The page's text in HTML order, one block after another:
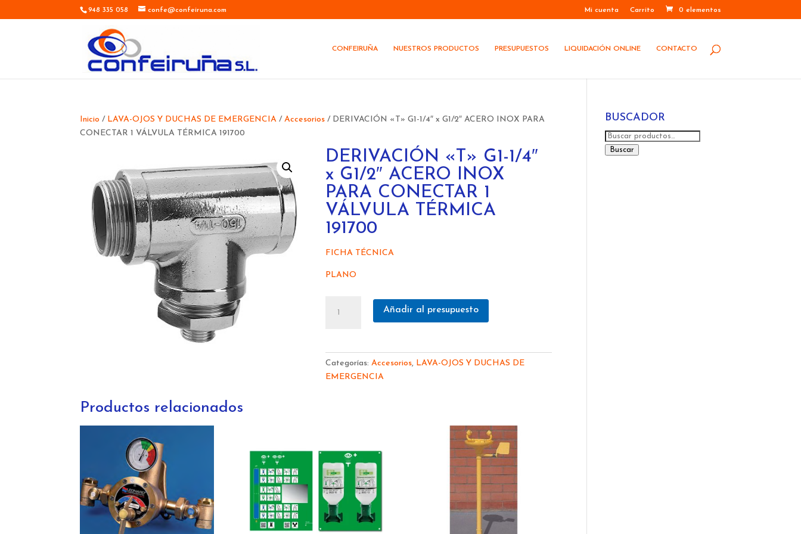
948 335 058 confe@confeiruna.com Mi cuenta Carrito 0 elementos
CONFEIRUÑA NUESTROS PRODUCTOS PRESUPUESTOS LIQUIDACIÓN ONLINE CONTACTO
Inicio / LAVA-OJOS Y DUCHAS DE EMERGENCIA /Accesorios / DERIVACIÓN «T» G1-1/4″ x G1/2″ ACERO INOX PARA
CONECTAR 1 VÁLVULA TÉRMICA 191700
DERIVACIÓN «T» G1-1/4″
x G1/2″ ACERO INOX
PARA CONECTAR 1
VÁLVULA TÉRMICA
191700
FICHA TÉCNICA
PLANO
DERIVACIÓN
x
G1/2"
VÁLVULA
TÉRMICA
191700
cantidad
Añadir al presupuesto
Categorías:Accesorios, LAVA-OJOS Y DUCHAS DE
EMERGENCIA
Productos relacionados
BUSCADOR
Buscar
por:
Buscar